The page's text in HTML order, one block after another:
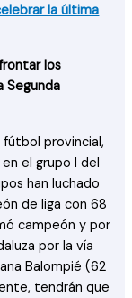
la última
los
Segunda
fútbol provincial,
el grupo I del
han luchado
de liga con 68
campeón y por
por la vía
Balompié (62
tendrán que